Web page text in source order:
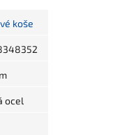
koše
ocel